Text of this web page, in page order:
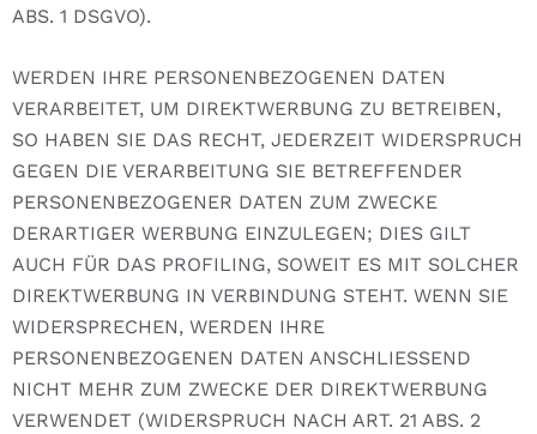
ABS. 1 DSGVO).
WERDEN IHRE PERSONENBEZOGENEN DATEN
VERARBEITET, UM DIREKTWERBUNG ZU BETREIBEN,
SO HABEN SIE DAS RECHT, JEDERZEIT WIDERSPRUCH
GEGEN DIE VERARBEITUNG SIE BETREFFENDER
PERSONENBEZOGENER DATEN ZUM ZWECKE
DERARTIGER WERBUNG EINZULEGEN; DIES GILT
AUCH FÜR DAS PROFILING, SOWEIT ES MIT SOLCHER
DIREKTWERBUNG IN VERBINDUNG STEHT. WENN SIE
WIDERSPRECHEN, WERDEN IHRE
PERSONENBEZOGENEN DATEN ANSCHLIESSEND
NICHT MEHR ZUM ZWECKE DER DIREKTWERBUNG
VERWENDET (WIDERSPRUCH NACH ART. 21 ABS. 2